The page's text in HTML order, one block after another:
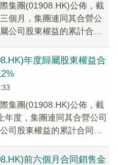
集團(01908.HK)公佈，截
個月，集團連同其合營公
公司股東權益的累計合同
年度歸屬股東權益合
集團(01908.HK)公佈，截
年度，集團連同其合營公司
司股東權益的累計合同銷
前六個月合同銷售金